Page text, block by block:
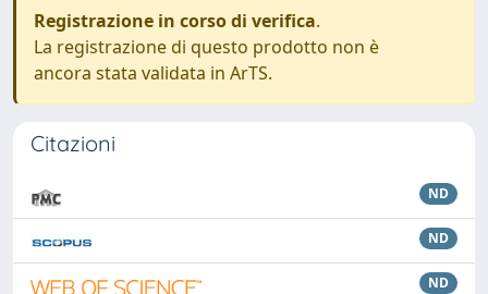
Registrazione in corso di verifica.
La registrazione di questo prodotto non è
ancora stata validata in ArTS.
Citazioni
ND
ND
ND